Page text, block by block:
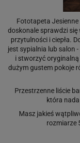
Fototapeta
doskonale sprawdzi się
przytulności i ciepła.
jest sypialnia lub salon
i stworzyć
dużym gustem pokoje
Przestrzenne liście
która
Masz jakieś
rozmiarze